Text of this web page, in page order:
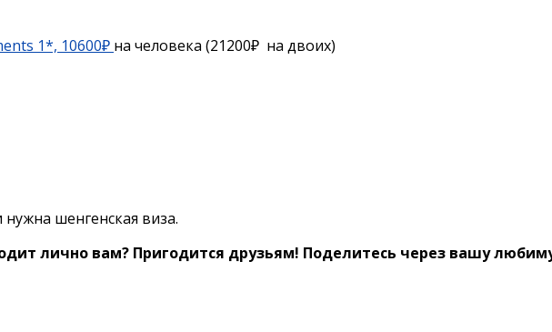
1*, 10600₽ на человека (21200₽ на двоих)
шенгенская виза.
лично вам? Пригодится друзьям! Поделитесь через вашу